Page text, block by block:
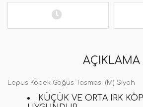
AÇIKLAMA
Lepus Köpek Göğüs Tasması (M) Siyah
KÜÇÜK VE ORTA IRK